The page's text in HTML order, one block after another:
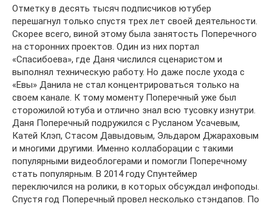
Отметку в десять тысяч подписчиков ютубер
перешагнул только спустя трех лет своей деятельности.
Скорее всего, виной этому была занятость Поперечного
на сторонних проектов. Один из них портал
«Спасибоева», где Даня числился сценаристом и
выполнял техническую работу. Но даже после ухода с
«Евы» Данила не стал концентрироваться только на
своем канале. К тому моменту Поперечный уже был
сторожилой ютуба и отлично знал всю тусовку изнутри.
Даня Поперечный подружился с Русланом Усачевым,
Катей Клэп, Стасом Давыдовым, Эльдаром Джараховым
и многими другими. Именно коллаборации с такими
популярными видеоблогерами и помогли Поперечному
стать популярным. В 2014 году Спунтеймер
переключился на ролики, в которых обсуждал инфоподы.
Спустя год Поперечный провел несколько стэндапов. По